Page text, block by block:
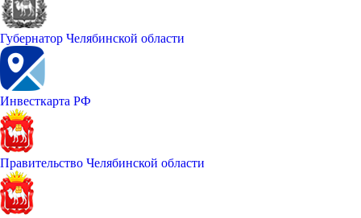
Губернатор Челябинской области
Инвесткарта РФ
Правительство Челябинской области